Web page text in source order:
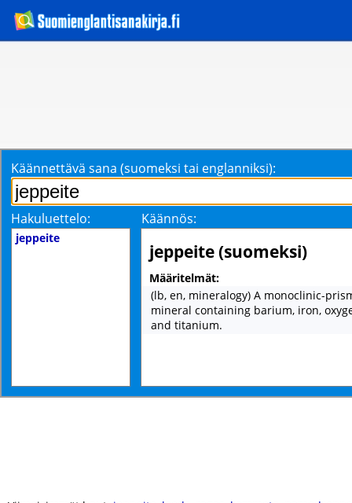
Käännettävä sana (suomeksi tai englanniksi):
Hakuluettelo: Käännös:
jeppeite
jeppeite (suomeksi)
Määritelmät:
(lb, en, mineralogy) A monoclinic-
mineral containing barium, iron,
and titanium.